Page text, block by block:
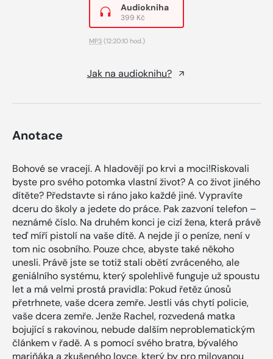
Audiokniha
399 Kč
MP3 (12:20:10 hod.)
Jak na audioknihu?
Anotace
Bohové se vracejí. A hladovějí po krvi a moci!Riskovali
byste pro svého potomka vlastní život? A co život jiného
dítěte? Představte si ráno jako každé jiné. Vypravíte
dceru do školy a jedete do práce. Pak zazvoní telefon –
neznámé číslo. Na druhém konci je cizí žena, která právě
teď míří pistolí na vaše dítě. A nejde jí o peníze, není v
tom nic osobního. Pouze chce, abyste také někoho
unesli. Právě jste se totiž stali obětí zvráceného, ale
geniálního systému, který spolehlivě funguje už spoustu
let a má velmi prostá pravidla: Pokud řetěz únosů
přetrhnete, vaše dcera zemře. Jestli vás chytí policie,
vaše dcera zemře. Jenže Rachel, rozvedená matka
bojující s rakovinou, nebude dalším neproblematickým
článkem v řadě. A s pomocí svého bratra, bývalého
mariňáka a zkušeného lovce, který by pro milovanou